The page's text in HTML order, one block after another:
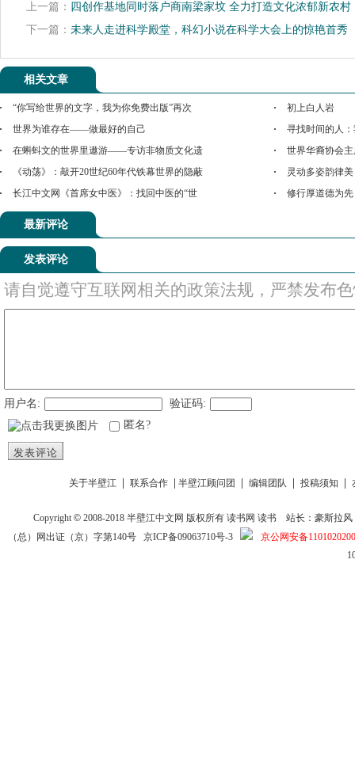
上一篇： 四创作基地同时落户商南梁家坟 全力打造文化浓郁新农村
下一篇： 未来人走进科学殿堂，科幻小说在科学大会上的惊艳首秀
相关文章
“你写给世界的文字，我为你免费出版”再次
初上白人岩
世界为谁存在——做最好的自己
寻找时间的人
在蝌蚪文的世界里遨游——专访非物质文化遗
世界华裔协会
《动荡》：敲开20世纪60年代铁幕世界的隐蔽
灵动多姿韵律
长江中文网《首席女中医》：找回中医的“世
修行厚道德为
最新评论
发表评论
请自觉遵守互联网相关的政策法规，严禁发布
用户名:
验证码:
匿名?
发表评论
关于半壁江 联系合作 半壁江顾问团 编辑团队 投稿须知
Copyright © 2008-2018半壁江中文网 版权所有读书网 读书
站长：豪斯拉风
（总）网出证（京）字第140号 京ICP备09063710号-3
京公网安备